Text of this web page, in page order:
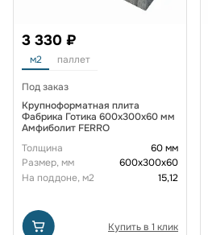
3 330 ₽
м2 паллет
Под заказ
Крупноформатная плита
Фабрика Готика 600х300х60 мм
Амфиболит FERRO
Толщина
60 мм
Размер, мм
600х300х60
На поддоне, м2
15,12
Купить в 1 клик